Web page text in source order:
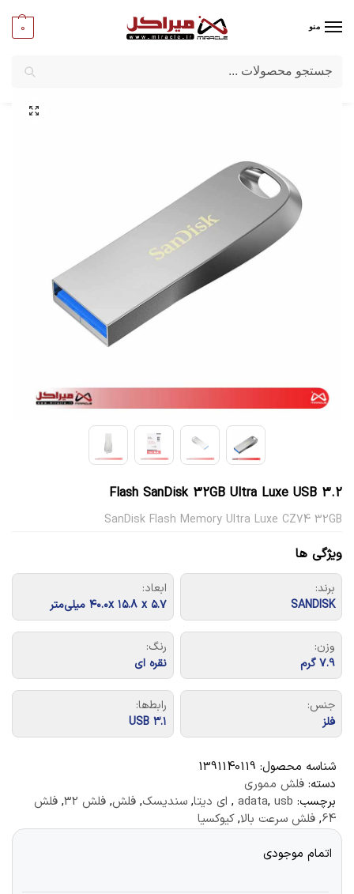
منو 0
میراکل/کامپیوتر/قطعات جانبی
Flash SanDisk 32GB Ultra Luxe USB 3.2
SanDisk Flash Memory Ultra Luxe CZ74 32GB
ویژگی ها
برند:
SANDISK
ابعاد:
۴۰.۰x ۱۵.۸ x ۵.۷ میلی‌متر
وزن:
۷.۹ گرم
رنگ:
نقره ای
جنس:
فلز
رابط‌ها:
USB ۳.۱
شناسه محصول: 1391140119
دسته: فلش مموری
برچسب:
adata, usb
, ای دیتا, سندیسک, فلش, فلش 32 , فلش
64
, فلش سرعت بالا,کیوکسیا
اتمام موجودی